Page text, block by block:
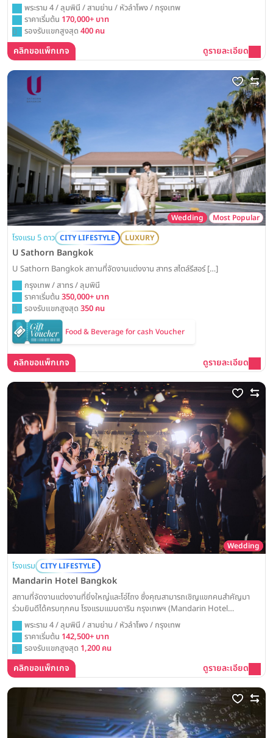
พระราม 4 / ลุมพินี / สามย่าน / หัวลำโพง / กรุงเทพ
ราคาเริ่มต้น 170,000+ บาท
รองรับแขกสูงสุด 400 คน
คลิกขอแพ็กเกจ ดูรายละเอียด
Wedding Most Popular
โรงแรม 5 ดาว CITY LIFESTYLE LUXURY
U Sathorn Bangkok
U Sathorn Bangkok สถานที่จัดงานแต่งงาน สาทร สไตล์รีสอร์ […]
กรุงเทพ / สาทร / ลุมพินี
ราคาเริ่มต้น 350,000+ บาท
รองรับแขกสูงสุด 350 คน
Food & Beverage for cash Voucher
คลิกขอแพ็กเกจ ดูรายละเอียด
Wedding
โรงแรม CITY LIFESTYLE
Mandarin Hotel Bangkok
สถานที่จัดงานแต่งงานที่ยิ่งใหญ่และโอ่โถง ซึ่งคุณสามารถเชิญแขกคนสำคัญมา
ร่วมยินดีได้ครบทุกคน โรงแรมแมนดาริน กรุงเทพฯ (Mandarin Hotel
Bangkok) พร้อมเนรมิตงานวิวาห์ในฝันของคุณให้เป็นจริง ด้วยห้องแกรนด์บอล
รูมขนาดใหญ่ที่รองรับแขกได้กว่าพันท่าน พร้อมเทคโนโลยี แสง สี เสียงที่ทันสมัย
เพื่อสร้างค่ำคืนแห่งการเฉลิมฉลองที่น่าประทับใจและสมบูรณ์แบบที่สุด
พระราม 4 / ลุมพินี / สามย่าน / หัวลำโพง / กรุงเทพ
ราคาเริ่มต้น 142,500+ บาท
รองรับแขกสูงสุด 1,200 คน
คลิกขอแพ็กเกจ ดูรายละเอียด